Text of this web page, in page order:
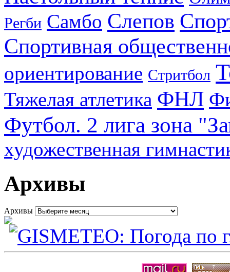
Регби Самбо Слепов
Спортивная
ориентирование Стритбол
Тяжелая атлетика ФНЛ
Футбол. 2 лига зона
художественная
Архивы
Архивы